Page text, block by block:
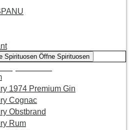
Spirituosen Öffne Spirituosen
1974 Premium Gin
Cognac
Obstbrand
Rum